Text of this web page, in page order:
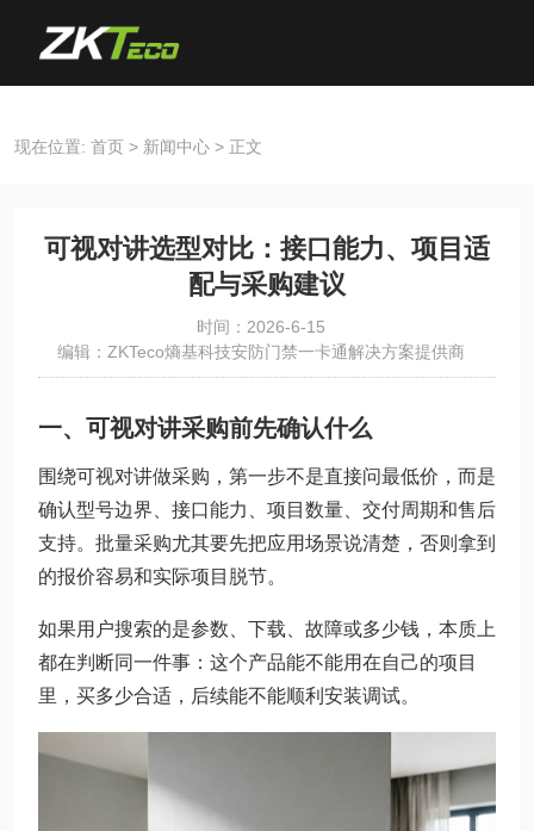
现在位置: 首页 > 新闻中心 > 正文
可视对讲选型对比：接口能力、项目适
配与采购建议
时间：2026-6-15
编辑：ZKTeco熵基科技安防门禁一卡通解决方案提供商
一、可视对讲采购前先确认什么
围绕可视对讲做采购，第一步不是直接问最低价，而是
确认型号边界、接口能力、项目数量、交付周期和售后
支持。批量采购尤其要先把应用场景说清楚，否则拿到
的报价容易和实际项目脱节。
如果用户搜索的是参数、下载、故障或多少钱，本质上
都在判断同一件事：这个产品能不能用在自己的项目
里，买多少合适，后续能不能顺利安装调试。